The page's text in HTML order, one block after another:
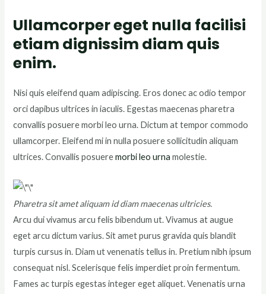
Ullamcorper eget nulla facilisi
etiam dignissim diam quis
enim.
Nisi quis eleifend quam adipiscing. Eros donec ac odio tempor
orci dapibus ultrices in iaculis. Egestas maecenas pharetra
convallis posuere morbi leo urna. Dictum at tempor commodo
ullamcorper. Eleifend mi in nulla posuere sollicitudin aliquam
ultrices. Convallis posueremorbi leo urna molestie.
Pharetra sit amet aliquam id diam maecenas ultricies.
Arcu dui vivamus arcu felis bibendum ut. Vivamus at augue
eget arcu dictum varius. Sit amet purus gravida quis blandit
turpis cursus in. Diam ut venenatis tellus in. Pretium nibh ipsum
consequat nisl. Scelerisque felis imperdiet proin fermentum.
Fames ac turpis egestas integer eget aliquet. Venenatis urna